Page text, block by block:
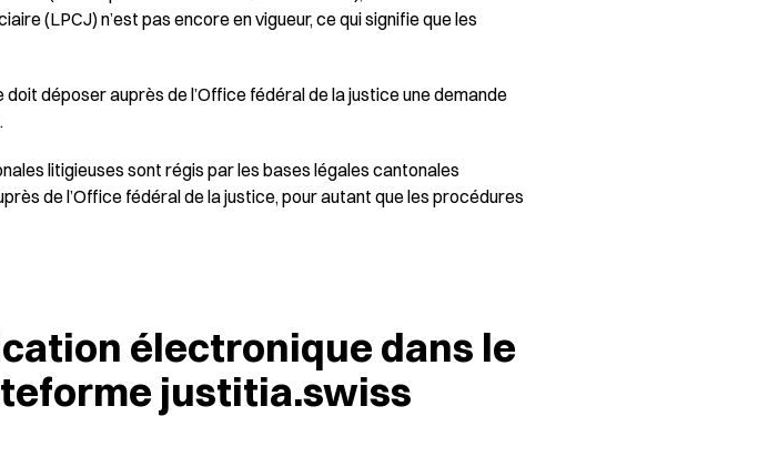
(LPCJ) n’est pas encore en vigueur, ce qui signifie que les
déposer auprès de l’Office fédéral de la justice une demande
litigieuses sont régis par les bases légales cantonales
de l’Office fédéral de la justice, pour autant que les procédures
électronique dans le
justitia.swiss